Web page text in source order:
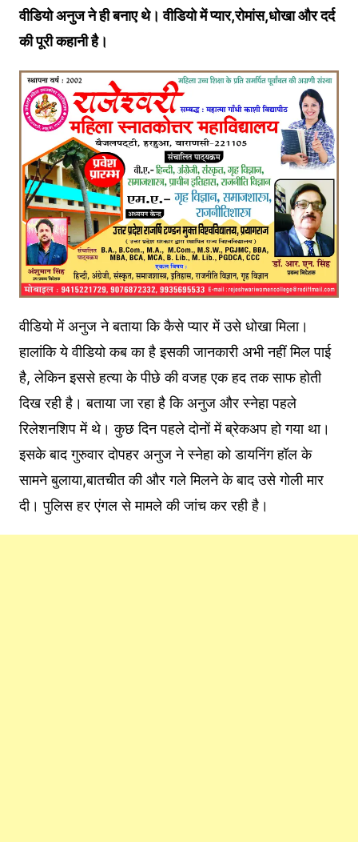
वीडियो अनुज ने ही बनाए थे। वीडियो में प्‍यार,रोमांस,धोखा और दर्द
की पूरी कहानी है।
वीडियो में अनुज ने बताया कि कैसे प्‍यार में उसे धोखा मिला।
हालांकि ये वीडियो कब का है इसकी जानकारी अभी नहीं मिल पाई
है, लेकिन इससे हत्‍या के पीछे की वजह एक हद तक साफ होती
दिख रही है। बताया जा रहा है कि अनुज और स्‍नेहा पहले
रिलेशनशिप में थे। कुछ दिन पहले दोनों में ब्रेकअप हो गया था।
इसके बाद गुरुवार दोपहर अनुज ने स्‍नेहा को डायनिंग हॉल के
सामने बुलाया,बातचीत की और गले मिलने के बाद उसे गोली मार
दी। पुलिस हर एंगल से मामले की जांच कर रही है।